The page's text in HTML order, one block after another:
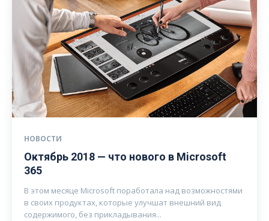
НОВОСТИ
Октябрь 2018 — что нового в Microsoft
365
В этом месяце Microsoft поработала над возможностями
в своих продуктах, которые улучшат внешний вид
содержимого, без прикладывания...